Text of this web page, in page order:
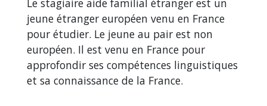
Le stagiaire aide familial étranger est un
jeune étranger européen venu en France
pour étudier. Le jeune au pair est non
européen. Il est venu en France pour
approfondir ses compétences linguistiques
et sa connaissance de la France.